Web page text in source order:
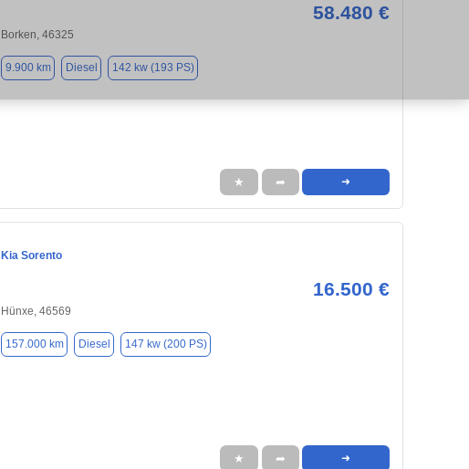
58.480 €
Borken, 46325
9.900 km Diesel 142 kw (193 PS)
★ ➦ ➜
Kia Sorento
16.500 €
Hünxe, 46569
157.000 km Diesel 147 kw (200 PS)
★ ➦ ➜